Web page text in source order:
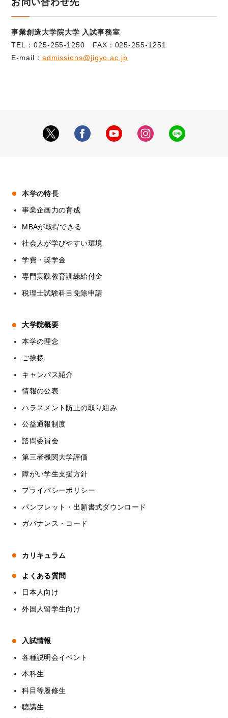
事業創造大学院大学 入試事務室
TEL：025-255-1250 FAX：025-255-1251
E-mail： admissions@jigyo.ac.jp
本学の特長
事業企画力の育成
MBAが取得できる
社会人が学びやすい環境
学費・奨学金
専門実践教育訓練給付金
税理士試験科目免除申請
大学院概要
本学の理念
ご挨拶
キャンパス紹介
情報の公表
ハラスメント防止の取り組み
公益通報制度
諮問委員会
第三者機関大学評価
障がい学生支援方針
プライバシーポリシー
パンフレット・出願書式ダウンロード
ガバナンス・コード
カリキュラム
よくある質問
日本人向け
外国人留学生向け
入試情報
各種説明会イベント
本科生
科目等履修生
聴講生